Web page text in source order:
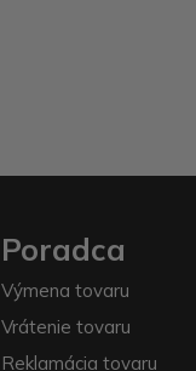
Poradca
Výmena tovaru
Vrátenie tovaru
Reklamácia tovaru